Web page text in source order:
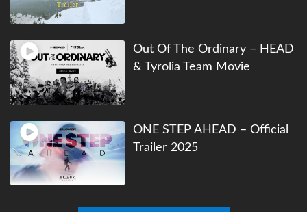
Out Of The Ordinary – HEAD
& Tyrolia Team Movie
ONE STEP AHEAD – Official
Trailer 2025